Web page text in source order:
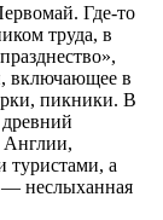
Где-то
труда, в
включающее в
пикники. В
Англии,
а
— неслыханная